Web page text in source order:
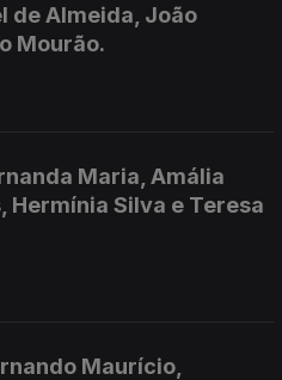
de Almeida, João
Mourão.
Maria, Amália
Hermínia Silva e Teresa
Maurício,